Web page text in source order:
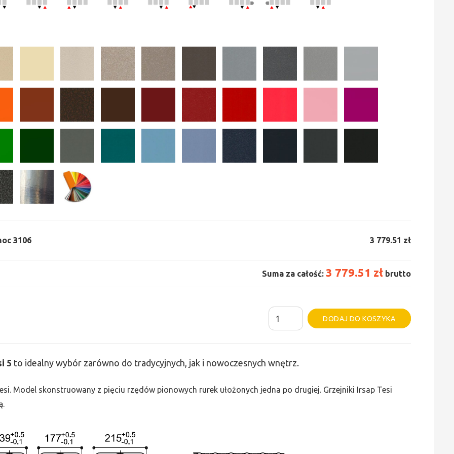
3106 3 779.51 zł
Suma za całość: 3 779.51 zł brutto
ilość
Grzejnik
-
DODAJ DO KOSZYKA
Alternative:
5 to idealny wybór zarówno do tradycyjnych, jak i nowoczesnych wnętrz.
Model skonstruowany z pięciu rzędów pionowych rurek ułożonych jedna po drugiej. Grzejniki Irsap Tesi